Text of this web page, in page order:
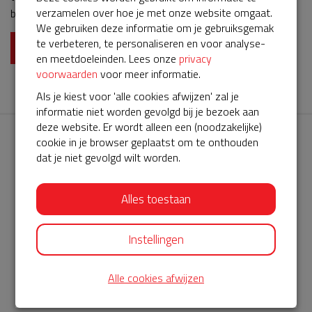
blijven hangen en zijn we verzekerd van een goed werkende
AED.Liefs Nadia van den HengstBeheerder AED Fop Smitstraat
Alblasserdam
Lees meer
AED360-ProCardio
ServiceBuurtAED wordt aangeboden door de Hartstichting en
AED360-ProCardio. Net als bij BuurtAED is AED360-ProCardio
de leverancier van het servicepakket en ontzorgen zij jou de
verzamelen over hoe je met onze website omgaat.
We gebruiken deze informatie om je gebruiksgemak
te verbeteren, te personaliseren en voor analyse-
en meetdoeleinden. Lees onze privacy
voorwaarden voor meer informatie.
Als je kiest voor 'alle cookies afwijzen' zal je
informatie niet worden gevolgd bij je bezoek aan
deze website. Er wordt alleen een (noodzakelijke)
cookie in je browser geplaatst om te onthouden
dat je niet gevolgd wilt worden.
Alles toestaan
Instellingen
Alle cookies afwijzen